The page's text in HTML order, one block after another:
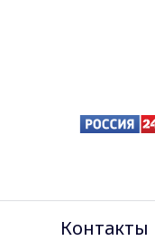
Контакты